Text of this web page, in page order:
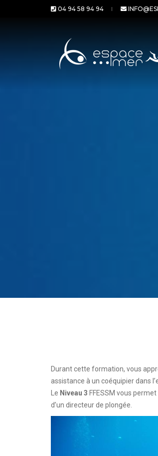
04 94 58 94 94
Durant cette formation, vous
assistance à un coéquipier dans
Le Niveau 3 FFESSM vous
d’un directeur de plongée.